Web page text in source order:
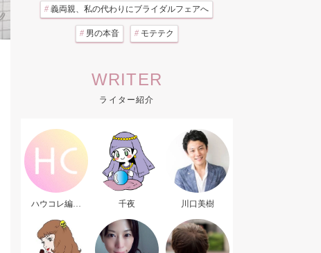
# 義両親、私の代わりにブライダルフェアへ
# 男の本音 # モテテク
WRITER
ライター紹介
ハウコレ編集
千夜 川口美樹